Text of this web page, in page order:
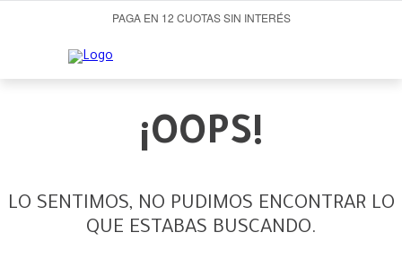
PAGA EN 12 CUOTAS SIN INTERÉS
¡OOPS!
LO SENTIMOS, NO PUDIMOS ENCONTRAR LO
QUE ESTABAS BUSCANDO.